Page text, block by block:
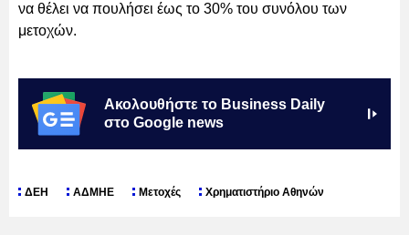
να θέλει να πουλήσει έως το 30% του συνόλου των
μετοχών.
Ακολουθήστε το Business Daily
στο Google news
ΔΕΗ ΑΔΜΗΕ Μετοχές Χρηματιστήριο Αθηνών